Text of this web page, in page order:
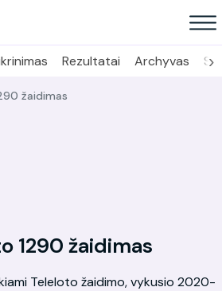
Rezultatai Archyvas ›
žaidimas
1290 žaidimas
Teleloto žaidimo, vykusio 2020-